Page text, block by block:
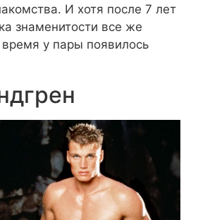
И хотя после 7 лет
знаменитости все же
время у пары появилось